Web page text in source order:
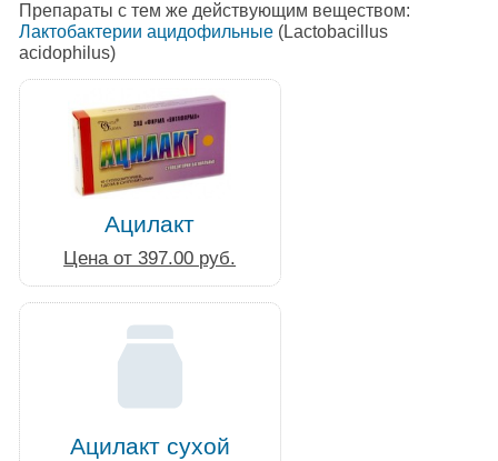
Препараты с тем же действующим веществом:
Лактобактерии ацидофильные(Lactobacillus
acidophilus)
Ацилакт
Цена от 397.00 руб.
Ацилакт сухой